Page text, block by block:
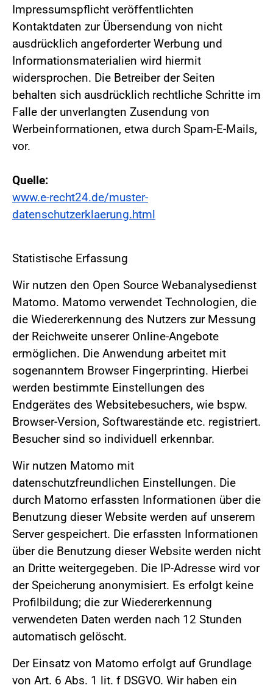
Impressumspflicht veröffentlichten
Kontaktdaten zur Übersendung von nicht
ausdrücklich angeforderter Werbung und
Informationsmaterialien wird hiermit
widersprochen. Die Betreiber der Seiten
behalten sich ausdrücklich rechtliche Schritte im
Falle der unverlangten Zusendung von
Werbeinformationen, etwa durch Spam-E-Mails,
vor.
Quelle:
www.e-recht24.de/muster-
datenschutzerklaerung.html
Statistische Erfassung
Wir nutzen den Open Source Webanalysedienst
Matomo. Matomo verwendet Technologien, die
die Wiedererkennung des Nutzers zur Messung
der Reichweite unserer Online-Angebote
ermöglichen. Die Anwendung arbeitet mit
sogenanntem Browser Fingerprinting. Hierbei
werden bestimmte Einstellungen des
Endgerätes des Websitebesuchers, wie bspw.
Browser-Version, Softwarestände etc. registriert.
Besucher sind so individuell erkennbar.
Wir nutzen Matomo mit
datenschutzfreundlichen Einstellungen. Die
durch Matomo erfassten Informationen über die
Benutzung dieser Website werden auf unserem
Server gespeichert. Die erfassten Informationen
über die Benutzung dieser Website werden nicht
an Dritte weitergegeben. Die IP-Adresse wird vor
der Speicherung anonymisiert. Es erfolgt keine
Profilbildung; die zur Wiedererkennung
verwendeten Daten werden nach 12 Stunden
automatisch gelöscht.
Der Einsatz von Matomo erfolgt auf Grundlage
von Art. 6 Abs. 1 lit. f DSGVO. Wir haben ein